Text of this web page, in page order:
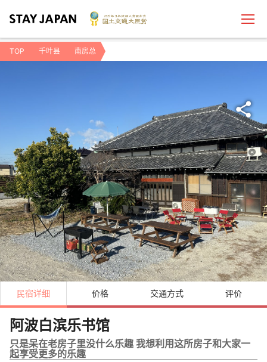
TOP 千叶县 南房总
民宿详细 价格 交通方式 评价
阿波白滨乐书馆
只是呆在老房子里没什么乐趣 我想利用这所房子和大家一
起享受更多的乐趣